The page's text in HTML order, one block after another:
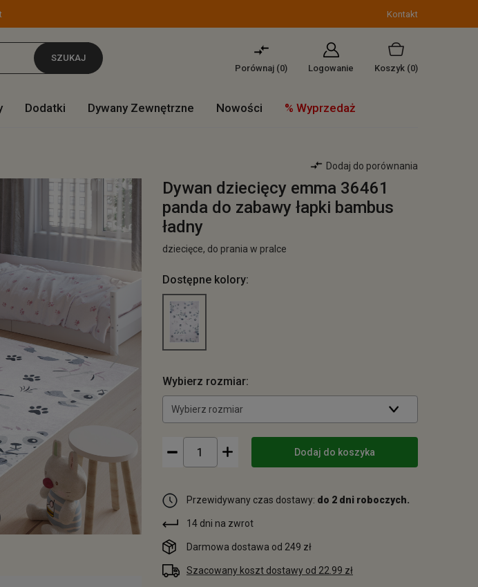
Kontakt
SZUKAJ
Porównaj (0) Logowanie Koszyk (0)
Dodatki Dywany Zewnętrzne Nowości % Wyprzedaż
Dodaj do porównania
Dywan dziecięcy emma 36461
panda do zabawy łapki bambus
ładny
dziecięce, do prania w pralce
Dostępne kolory:
Wybierz rozmiar:
Wybierz rozmiar
Dodaj do koszyka
Przewidywany czas dostawy: do 2 dni roboczych.
14 dni na zwrot
Darmowa dostawa od 249 zł
Szacowany koszt dostawy od 22.99 zł